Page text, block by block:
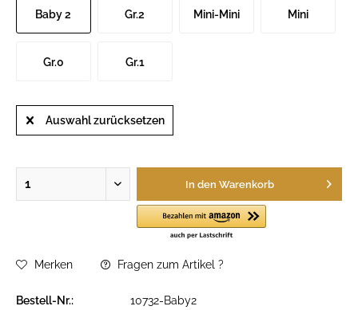
Baby 2 Gr.2 Mini-Mini Mini
Gr.0 Gr.1
Auswahl zurücksetzen
In den Warenkorb
Merken Fragen zum Artikel ?
Bestell-Nr.:
10732-Baby2